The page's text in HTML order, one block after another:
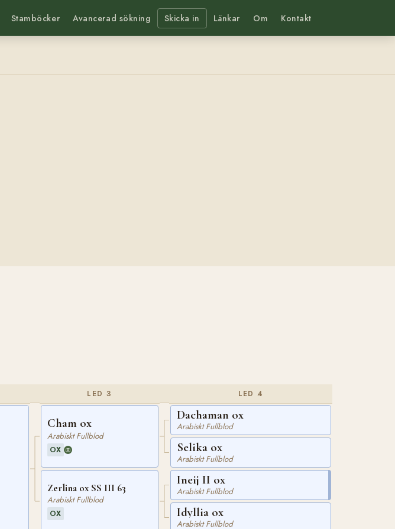
Stamböcker Avancerad sökning Skicka in Länkar Om Kontakt
LED 3
Cham ox
Arabiskt Fullblod
OX
Zerlina ox SS III 63
Arabiskt Fullblod
OX
LED 4
Dachaman ox
Arabiskt Fullblod
Selika ox
Arabiskt Fullblod
Ineij II ox
Arabiskt Fullblod
Idyllia ox
Arabiskt Fullblod